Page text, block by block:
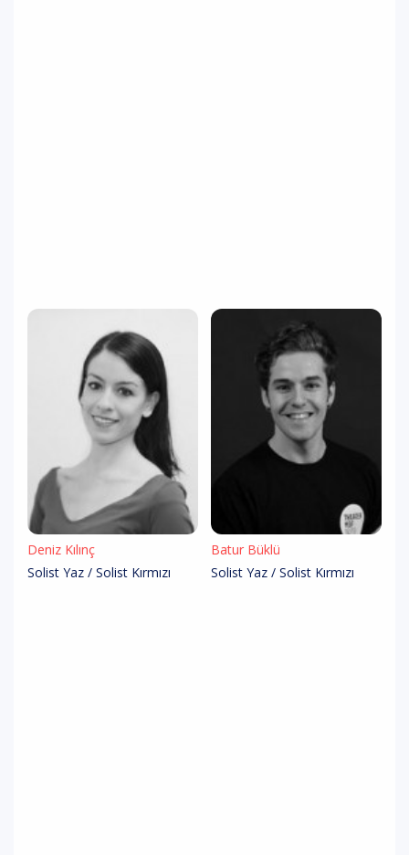
Deniz Kılınç
Solist Yaz / Solist Kırmızı
Batur Büklü
Solist Yaz / Solist Kırmızı